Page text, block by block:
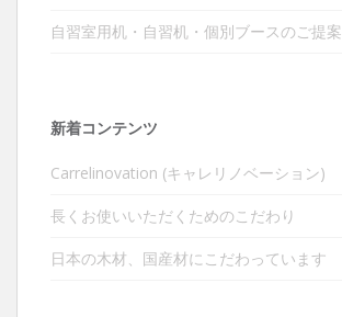
自習室用机・自習机・個別ブースのご提案
新着コンテンツ
Carrelinovation (キャレリノベーション)
長くお使いいただくためのこだわり
日本の木材、国産材にこだわっています